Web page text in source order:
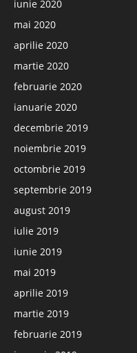
iunie 2020
mai 2020
aprilie 2020
martie 2020
februarie 2020
ianuarie 2020
decembrie 2019
noiembrie 2019
octombrie 2019
septembrie 2019
august 2019
iulie 2019
iunie 2019
mai 2019
aprilie 2019
martie 2019
februarie 2019